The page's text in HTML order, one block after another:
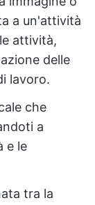
a un'attività
attività,
delle
lavoro.
che
a
e le
tra la